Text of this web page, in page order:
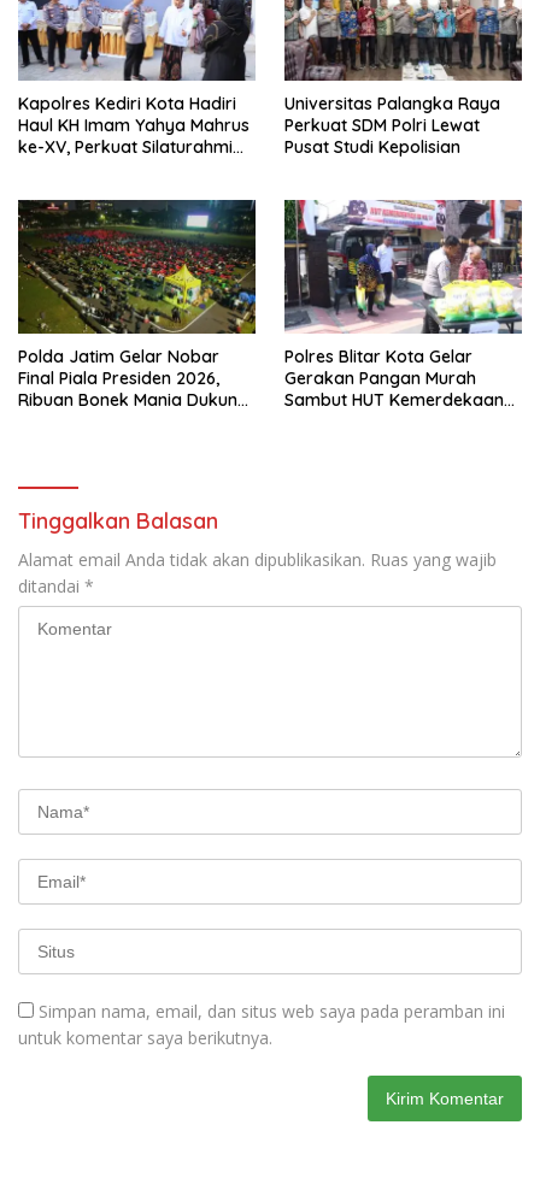
Kapolres Kediri Kota Hadiri
Haul KH Imam Yahya Mahrus
ke-XV, Perkuat Silaturahmi
Universitas Palangka Raya
Perkuat SDM Polri Lewat
Pusat Studi Kepolisian
Polda Jatim Gelar Nobar
Final Piala Presiden 2026,
Ribuan Bonek Mania Dukung
Polres Blitar Kota Gelar
Gerakan Pangan Murah
Sambut HUT Kemerdekaan
Tinggalkan Balasan
Alamat email Anda tidak akan dipublikasikan. Ruas yang wajib
ditandai *
Simpan nama, email, dan situs web saya pada peramban ini
untuk komentar saya berikutnya.